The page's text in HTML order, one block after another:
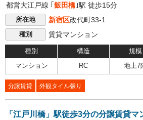
都営大江戸線 ｢ 飯田橋 ｣駅 徒歩15分
所在地 新宿区改代町33-1
種別 賃貸マンション
種別 構造 規模
マンション RC 地上7
分譲賃貸 外観タイル張り
「江戸川橋」駅徒歩3分の分譲賃貸マ